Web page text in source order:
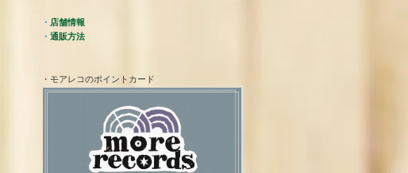
・ 店舗情報
・ 通販方法
・モアレコのポイントカード